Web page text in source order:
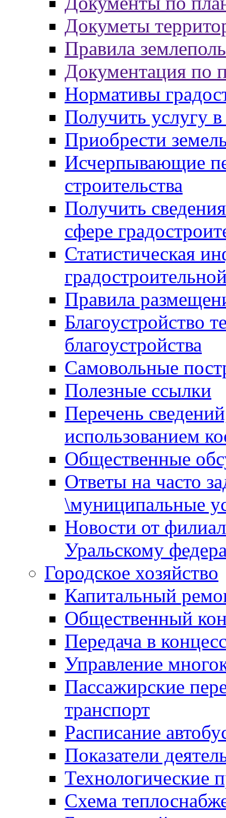
Докуметы
Правила
Документация по
Нормативы
Получить услугу в
Приобрести
Исчерпывающие
строительства
Получить
сфере
Статистическая
Правила
Благоустройство
благоустройства
Самовольные
Полезные ссылки
Перечень
использованием
Общественные
Ответы на часто
\муниципальные
Новости от
Уральскому
Городское хозяйство
Капитальный
Общественный
Передача в
Управление
Пассажирские
транспорт
Расписание
Показатели
Технологические
Схема